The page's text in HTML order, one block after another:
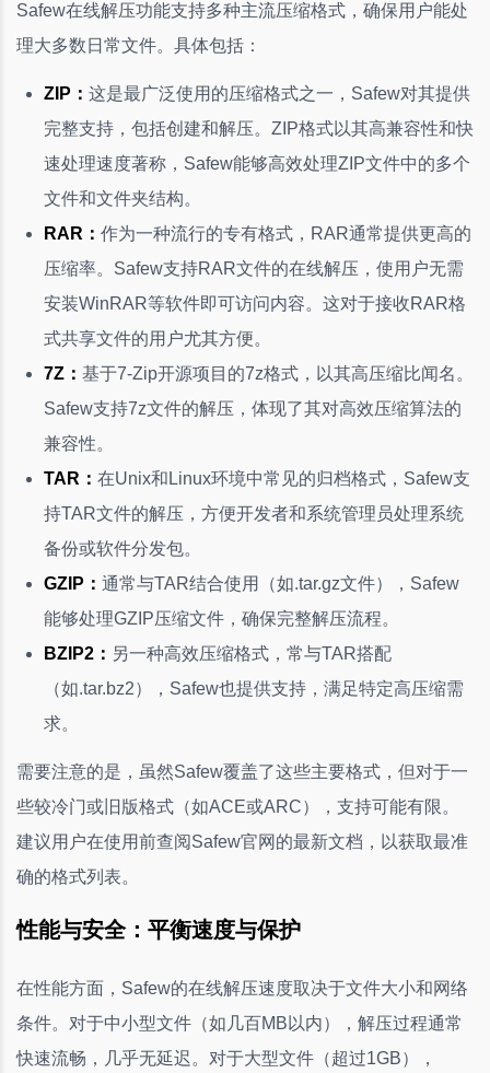
Safew在线解压功能支持多种主流压缩格式，确保用户能处
理大多数日常文件。具体包括：
ZIP： 这是最广泛使用的压缩格式之一，Safew对其提供
完整支持，包括创建和解压。ZIP格式以其高兼容性和快
速处理速度著称，Safew能够高效处理ZIP文件中的多个
文件和文件夹结构。
RAR： 作为一种流行的专有格式，RAR通常提供更高的
压缩率。Safew支持RAR文件的在线解压，使用户无需
安装WinRAR等软件即可访问内容。这对于接收RAR格
式共享文件的用户尤其方便。
7Z： 基于7-Zip开源项目的7z格式，以其高压缩比闻名。
Safew支持7z文件的解压，体现了其对高效压缩算法的
兼容性。
TAR： 在Unix和Linux环境中常见的归档格式，Safew支
持TAR文件的解压，方便开发者和系统管理员处理系统
备份或软件分发包。
GZIP： 通常与TAR结合使用（如.tar.gz文件），Safew
能够处理GZIP压缩文件，确保完整解压流程。
BZIP2： 另一种高效压缩格式，常与TAR搭配
（如.tar.bz2），Safew也提供支持，满足特定高压缩需
求。
需要注意的是，虽然Safew覆盖了这些主要格式，但对于一
些较冷门或旧版格式（如ACE或ARC），支持可能有限。
建议用户在使用前查阅Safew官网的最新文档，以获取最准
确的格式列表。
性能与安全：平衡速度与保护
在性能方面，Safew的在线解压速度取决于文件大小和网络
条件。对于中小型文件（如几百MB以内），解压过程通常
快速流畅，几乎无延迟。对于大型文件（超过1GB），